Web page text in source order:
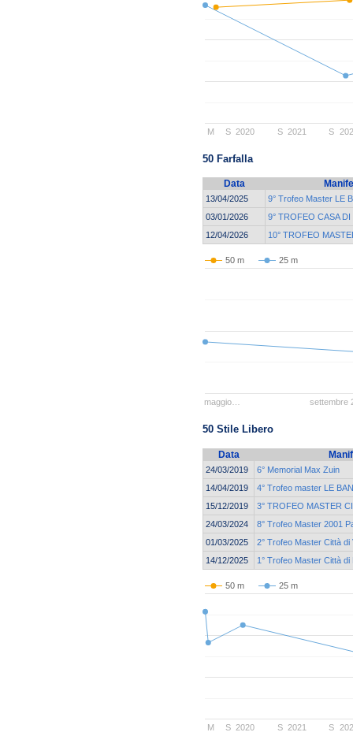
2020 2021
M S S S
50 Farfalla
Data
13/04/2025
9° Trofeo Master LE
03/01/2026
9° TROFEO CASA DI
12/04/2026
10° TROFEO
50 m 25 m
maggio… settembre
50 Stile Libero
Data
24/03/2019
6° Memorial Max Zuin
14/04/2019
4° Trofeo master LE
15/12/2019
3° TROFEO MASTER
24/03/2024
8° Trofeo Master 2001
01/03/2025
2° Trofeo Master Città
14/12/2025
1° Trofeo Master Città di
50 m 25 m
2020 2021
M S S S